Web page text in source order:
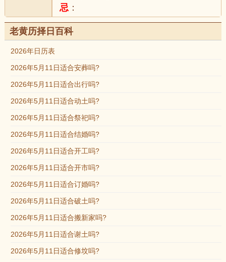
忌 ：
老黄历择日百科
2026年日历表
2026年5月11日适合安葬吗?
2026年5月11日适合出行吗?
2026年5月11日适合动土吗?
2026年5月11日适合祭祀吗?
2026年5月11日适合结婚吗?
2026年5月11日适合开工吗?
2026年5月11日适合开市吗?
2026年5月11日适合订婚吗?
2026年5月11日适合破土吗?
2026年5月11日适合搬新家吗?
2026年5月11日适合谢土吗?
2026年5月11日适合修坟吗?